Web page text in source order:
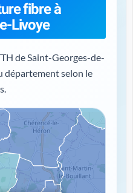
fibre à
Livoye
de Saint-Georges-de-
département selon le
couverture fibre...